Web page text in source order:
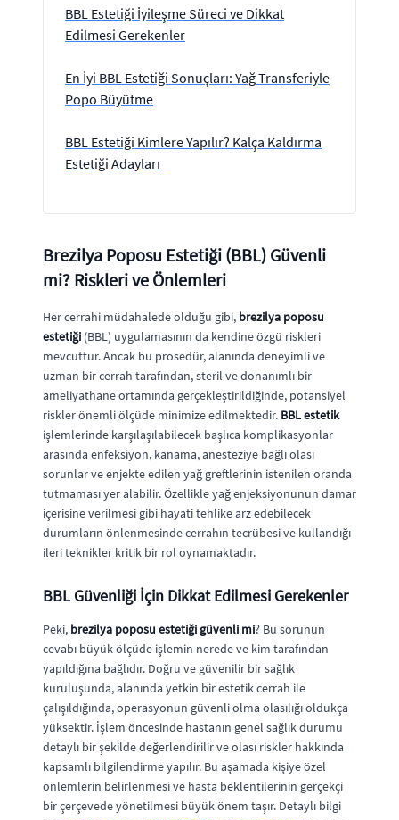
BBL Estetiği İyileşme Süreci ve Dikkat
Edilmesi Gerekenler
En İyi BBL Estetiği Sonuçları: Yağ Transferiyle
Popo Büyütme
BBL Estetiği Kimlere Yapılır? Kalça Kaldırma
Estetiği Adayları
Brezilya Poposu Estetiği (BBL) Güvenli
mi? Riskleri ve Önlemleri
Her cerrahi müdahalede olduğu gibi, brezilya poposu
estetiği (BBL) uygulamasının da kendine özgü riskleri
mevcuttur. Ancak bu prosedür, alanında deneyimli ve
uzman bir cerrah tarafından, steril ve donanımlı bir
ameliyathane ortamında gerçekleştirildiğinde, potansiyel
riskler önemli ölçüde minimize edilmektedir. BBL estetik
işlemlerinde karşılaşılabilecek başlıca komplikasyonlar
arasında enfeksiyon, kanama, anesteziye bağlı olası
sorunlar ve enjekte edilen yağ greftlerinin istenilen oranda
tutmaması yer alabilir. Özellikle yağ enjeksiyonunun damar
içerisine verilmesi gibi hayati tehlike arz edebilecek
durumların önlenmesinde cerrahın tecrübesi ve kullandığı
ileri teknikler kritik bir rol oynamaktadır.
BBL Güvenliği İçin Dikkat Edilmesi Gerekenler
Peki, brezilya poposu estetiği güvenli mi? Bu sorunun
cevabı büyük ölçüde işlemin nerede ve kim tarafından
yapıldığına bağlıdır. Doğru ve güvenilir bir sağlık
kuruluşunda, alanında yetkin bir estetik cerrah ile
çalışıldığında, operasyonun güvenli olma olasılığı oldukça
yüksektir. İşlem öncesinde hastanın genel sağlık durumu
detaylı bir şekilde değerlendirilir ve olası riskler hakkında
kapsamlı bilgilendirme yapılır. Bu aşamada kişiye özel
önlemlerin belirlenmesi ve hasta beklentilerinin gerçekçi
bir çerçevede yönetilmesi büyük önem taşır. Detaylı bilgi